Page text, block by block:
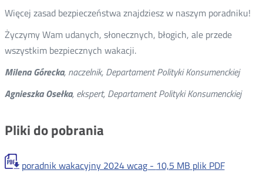
Więcej zasad bezpieczeństwa znajdziesz w naszym poradniku!
Życzymy Wam udanych, słonecznych, błogich, ale przede
wszystkim bezpiecznych wakacji.
Milena Górecka, naczelnik, Departament Polityki Konsumenckiej
Agnieszka Osełka, ekspert, Departament Polityki Konsumenckiej
Pliki do pobrania
poradnik wakacyjny 2024 wcag - 10,5 MB plik PDF